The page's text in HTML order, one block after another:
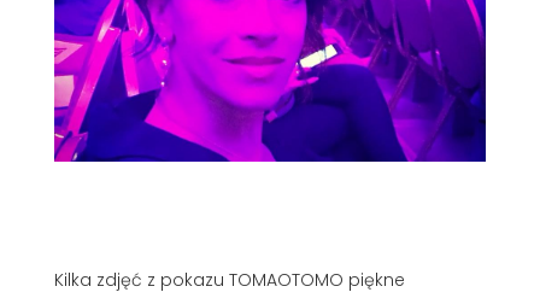
Kilka zdjęć z pokazu TOMAOTOMO piękne